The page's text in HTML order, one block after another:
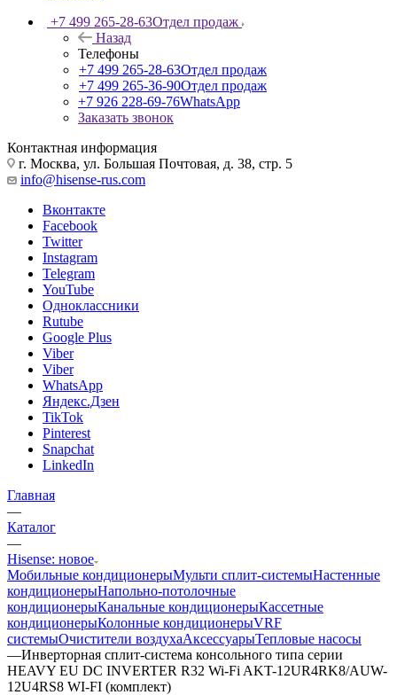
+7 499 265-28-63Отдел продаж
Назад
Телефоны
+7 499 265-28-63Отдел продаж
+7 499 265-36-90Отдел продаж
+7 926 228-69-76WhatsApp
Заказать звонок
Контактная информация
г. Москва, ул. Большая Почтовая, д. 38, стр. 5
info@hisense-rus.com
Вконтакте
Facebook
Twitter
Instagram
Telegram
YouTube
Одноклассники
Rutube
Google Plus
Viber
Viber
WhatsApp
Яндекс.Дзен
TikTok
Pinterest
Snapchat
LinkedIn
Главная
—
Каталог
—
Hisense: новое
Мобильные кондиционерыМульти сплит-системыНастенные
кондиционерыНапольно-потолочные
кондиционерыКанальные кондиционерыКассетные
кондиционерыКолонные кондиционерыVRF
системыОчистители воздухаАксессуарыТепловые насосы
—Инверторная сплит-система консольного типа серии
HEAVY EU DC INVERTER R32 Wi-Fi AKT-12UR4RK8/AUW-
12U4RS8 WI-FI (комплект)